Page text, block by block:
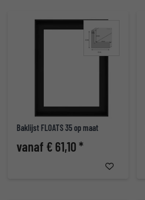
Baklijst FLOATS 35 op maat
vanaf € 61,10 *